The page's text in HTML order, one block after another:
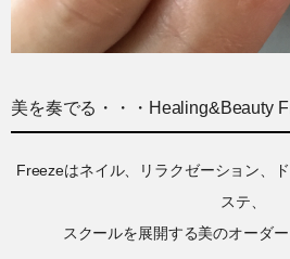
美を奏でる・・・Healing&Beauty
Freezeはネイル、リラクゼーション、
ステ、
スクールを展開する美のオーダー